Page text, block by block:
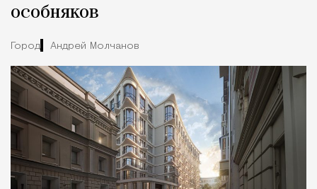
особняков
Город Андрей Молчанов